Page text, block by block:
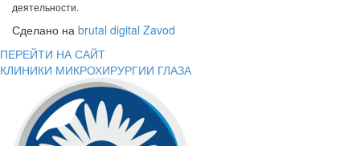
деятельности.
Сделано на brutal digital Zavod
ПЕРЕЙТИ НА САЙТ
КЛИНИКИ МИКРОХИРУРГИИ ГЛАЗА